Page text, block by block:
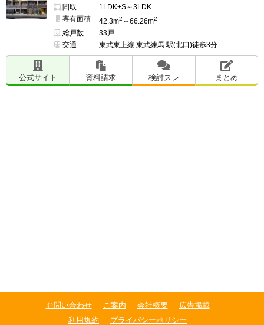
間取
1LDK+S～3LDK
専有面積
42.3m2 ～66.26m2
総戸数
33戸
交通
東武東上線 東武練馬 駅(北口)徒歩3分
公式サイト 資料請求 検討スレ まとめ
お問い合わせ ご案内 会社概要
広告掲載
利用規約
プライバシーポリシー